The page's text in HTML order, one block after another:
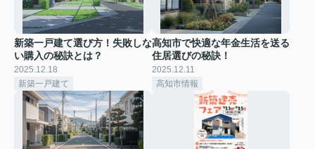
新築一戸建て選び方！失敗しな
い購入の秘訣とは？
2025.12.18
新築一戸建て
高知市で快適な年金生活を送る
住居選びの秘訣！
2025.12.11
高知市情報